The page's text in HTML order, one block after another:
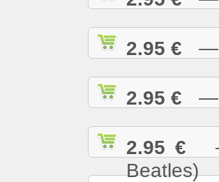
2.95 € —
2.95 € —
2.95 € —
Beatles)